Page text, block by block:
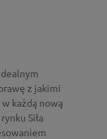
z jakimi
każdą nową
Siła